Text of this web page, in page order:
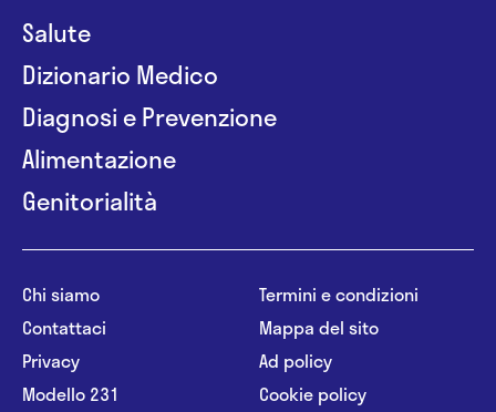
Salute
Dizionario Medico
Diagnosi e Prevenzione
Alimentazione
Genitorialità
Chi siamo
Contattaci
Privacy
Modello 231
Termini e condizioni
Mappa del sito
Ad policy
Cookie policy